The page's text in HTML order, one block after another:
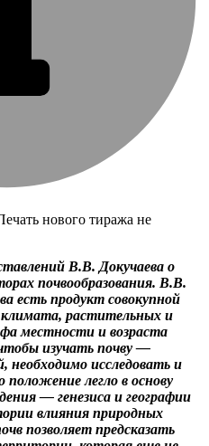
нового тиража не
В.В. Докучаева о
почвообразования. В.В.
есть продукт совокупной
климата, растительных и
местности и возраста
изучать почву —
необходимо исследовать и
легло в основу
— генезиса и географии
влияния природных
позволяет предсказать